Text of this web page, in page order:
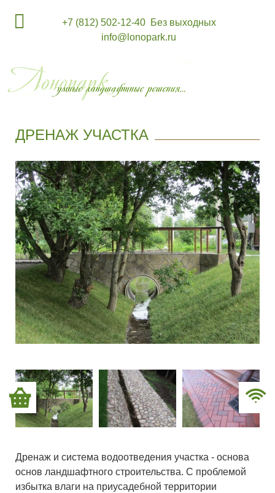
+7 (812) 502-12-40
Без выходных
info@lonopark.ru
ДРЕНАЖ УЧАСТКА
Дренаж и система водоотведения участка - основа
основ ландшафтного строительства. С проблемой
избытка влаги на приусадебной территории